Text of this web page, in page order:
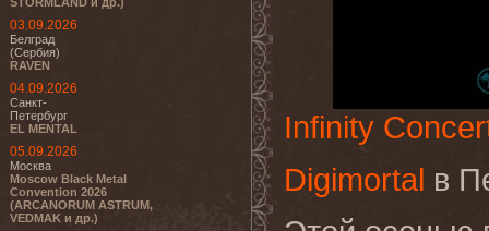
03.09.2026
Белград
(Сербия)
RAVEN
04.09.2026
Санкт-
Петербург
EL MENTAL
05.09.2026
Москва
Moscow Black Metal
Convention 2026
(ARCANORUM ASTRUM,
VEDMAK и др.)
Infinity
Digimortal в